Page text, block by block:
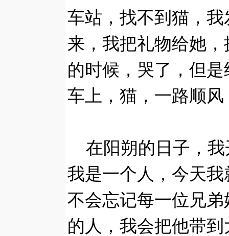
车站，找不到猫，
来，我把礼物给她
的时候，哭了，但
车上，猫，一路顺风
在阳朔的日子，我
我是一个人，今天
不会忘记每一位兄
的人，我会把他带